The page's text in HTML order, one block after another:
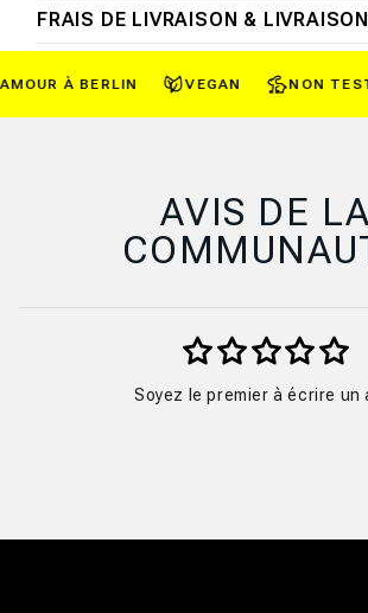
FRAIS DE LIVRAISON & LIVRAISON
À BERLIN VEGAN NON
AVIS DE LA
Soyez le premier à écrire un